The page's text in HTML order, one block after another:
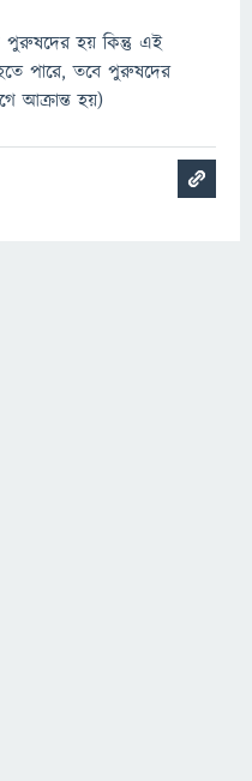
পুরুষদের হয় কিন্তু এই
পারে, তবে পুরুষদের
আক্রান্ত হয়)